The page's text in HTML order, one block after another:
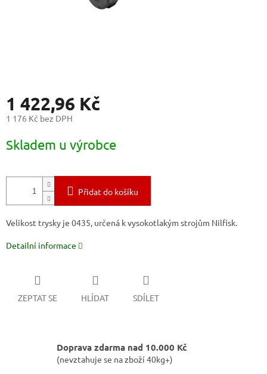
1 422,96 Kč
1 176 Kč bez DPH
cena:
Skladem u výrobce
Přidat do košíku
Velikost trysky je 0435, určená k vysokotlakým strojům Nilfisk.
Detailní informace
ZEPTAT SE HLÍDAT SDÍLET
Doprava zdarma nad 10.000 Kč
(nevztahuje se na zboží 40kg+)